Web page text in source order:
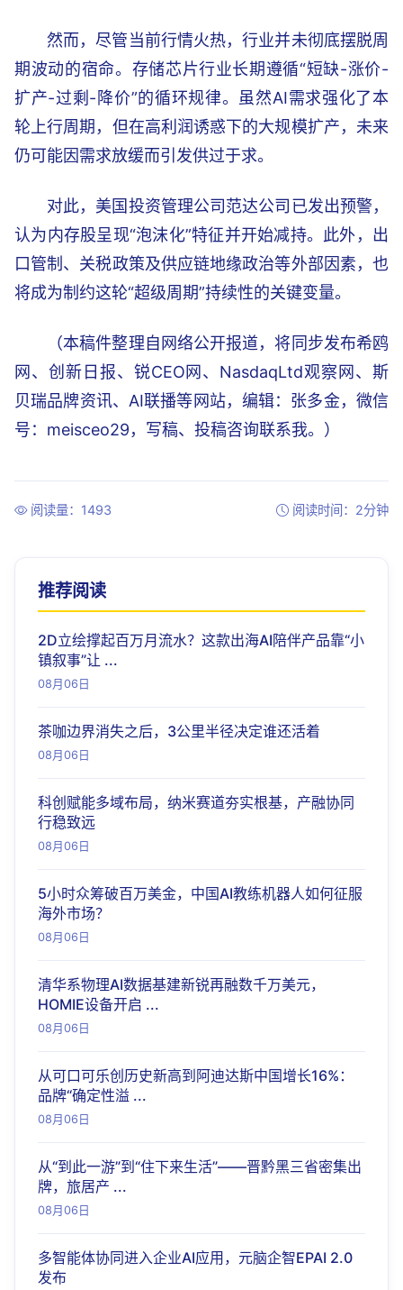
然而，尽管当前行情火热，行业并未彻底摆脱周
期波动的宿命。存储芯片行业长期遵循“短缺-涨价-
扩产-过剩-降价”的循环规律。虽然AI需求强化了本
轮上行周期，但在高利润诱惑下的大规模扩产，未来
仍可能因需求放缓而引发供过于求。
对此，美国投资管理公司范达公司已发出预警，
认为内存股呈现“泡沫化”特征并开始减持。此外，出
口管制、关税政策及供应链地缘政治等外部因素，也
将成为制约这轮“超级周期”持续性的关键变量。
（本稿件整理自网络公开报道，将同步发布希鸥
网、创新日报、锐CEO网、NasdaqLtd观察网、斯
贝瑞品牌资讯、AI联播等网站，编辑：张多金，微信
号：meisceo29，写稿、投稿咨询联系我。）
阅读量：1493 阅读时间：2分钟
推荐阅读
2D立绘撑起百万月流水？这款出海AI陪伴产品靠“小
镇叙事”让 ...
08月06日
茶咖边界消失之后，3公里半径决定谁还活着
08月06日
科创赋能多域布局，纳米赛道夯实根基，产融协同
行稳致远
08月06日
5小时众筹破百万美金，中国AI教练机器人如何征服
海外市场？
08月06日
清华系物理AI数据基建新锐再融数千万美元，
HOMIE设备开启 ...
08月06日
从可口可乐创历史新高到阿迪达斯中国增长16%：
品牌“确定性溢 ...
08月06日
从“到此一游”到“住下来生活”——晋黔黑三省密集出
牌，旅居产 ...
08月06日
多智能体协同进入企业AI应用，元脑企智EPAI 2.0
发布